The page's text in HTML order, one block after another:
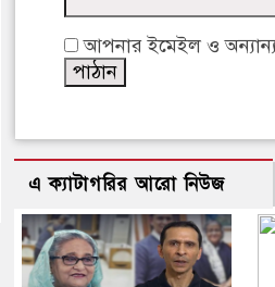
আপনার ইমেইল ও
এ ক্যাটাগরির আরো নিউজ